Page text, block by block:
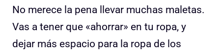
No merece la pena llevar muchas maletas.
Vas a tener que «ahorrar» en tu ropa, y
dejar más espacio para la ropa de los